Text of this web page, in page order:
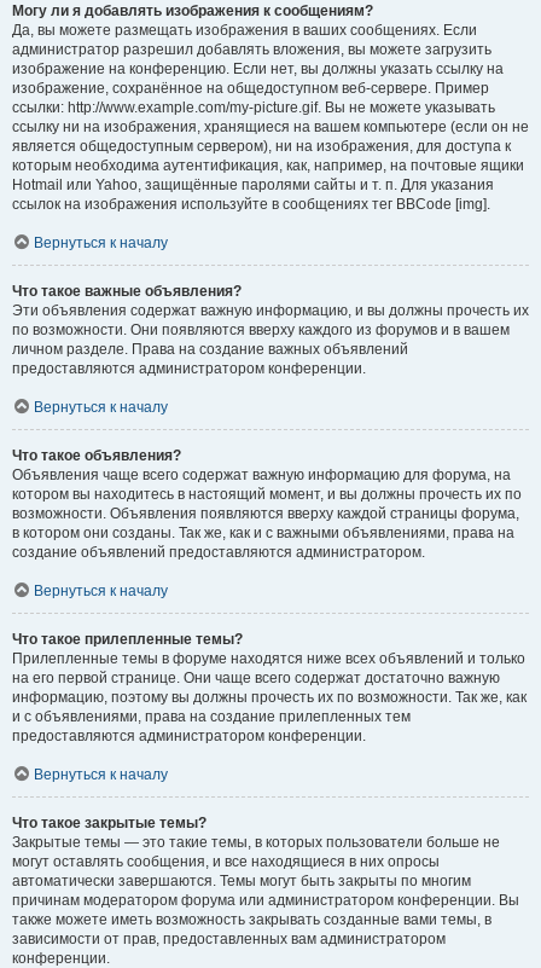
Могу ли я добавлять изображения к сообщениям?
Да, вы можете размещать изображения в ваших сообщениях. Если
администратор разрешил добавлять вложения, вы можете загрузить
изображение на конференцию. Если нет, вы должны указать ссылку на
изображение, сохранённое на общедоступном веб-сервере. Пример
ссылки: http://www.example.com/my-picture.gif. Вы не можете указывать
ссылку ни на изображения, хранящиеся на вашем компьютере (если он не
является общедоступным сервером), ни на изображения, для доступа к
которым необходима аутентификация, как, например, на почтовые ящики
Hotmail или Yahoo, защищённые паролями сайты и т. п. Для указания
ссылок на изображения используйте в сообщениях тег BBCode [img].
Вернуться к началу
Что такое важные объявления?
Эти объявления содержат важную информацию, и вы должны прочесть их
по возможности. Они появляются вверху каждого из форумов и в вашем
личном разделе. Права на создание важных объявлений
предоставляются администратором конференции.
Вернуться к началу
Что такое объявления?
Объявления чаще всего содержат важную информацию для форума, на
котором вы находитесь в настоящий момент, и вы должны прочесть их по
возможности. Объявления появляются вверху каждой страницы форума,
в котором они созданы. Так же, как и с важными объявлениями, права на
создание объявлений предоставляются администратором.
Вернуться к началу
Что такое прилепленные темы?
Прилепленные темы в форуме находятся ниже всех объявлений и только
на его первой странице. Они чаще всего содержат достаточно важную
информацию, поэтому вы должны прочесть их по возможности. Так же, как
и с объявлениями, права на создание прилепленных тем
предоставляются администратором конференции.
Вернуться к началу
Что такое закрытые темы?
Закрытые темы — это такие темы, в которых пользователи больше не
могут оставлять сообщения, и все находящиеся в них опросы
автоматически завершаются. Темы могут быть закрыты по многим
причинам модератором форума или администратором конференции. Вы
также можете иметь возможность закрывать созданные вами темы, в
зависимости от прав, предоставленных вам администратором
конференции.